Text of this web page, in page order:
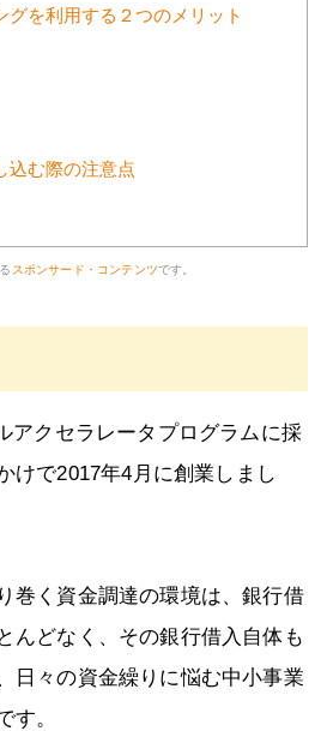
グを利用する２つのメリット
込む際の注意点
スポンサード・コンテンツです。
アクセラレータプログラムに採
けで2017年4月に創業しまし
巻く資金調達の環境は、銀行借
んどなく、その銀行借入自体も
日々の資金繰りに悩む中小事業
す。